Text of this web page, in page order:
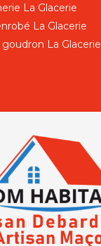
La Glacerie
La Glacerie
La Glacerie